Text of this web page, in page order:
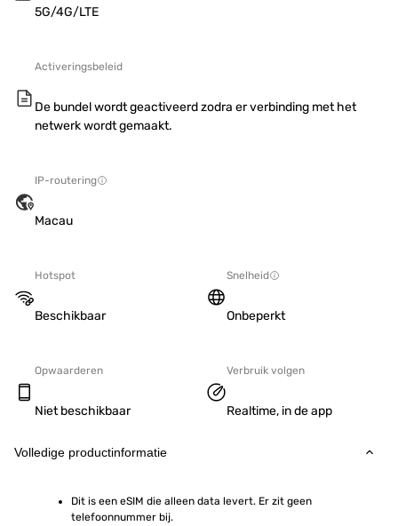
5G/4G/LTE
Activeringsbeleid
De bundel wordt geactiveerd zodra er verbinding met het
netwerk wordt gemaakt.
IP-routering
Macau
Hotspot
Beschikbaar
Snelheid
Onbeperkt
Opwaarderen
Niet beschikbaar
Verbruik volgen
Realtime, in de app
Volledige productinformatie
Dit is een eSIM die alleen data levert. Er zit geen
telefoonnummer bij.